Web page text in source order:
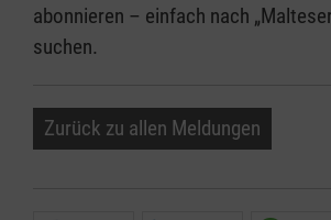
abonnieren – einfach nach
suchen.
Zurück zu allen Meldungen